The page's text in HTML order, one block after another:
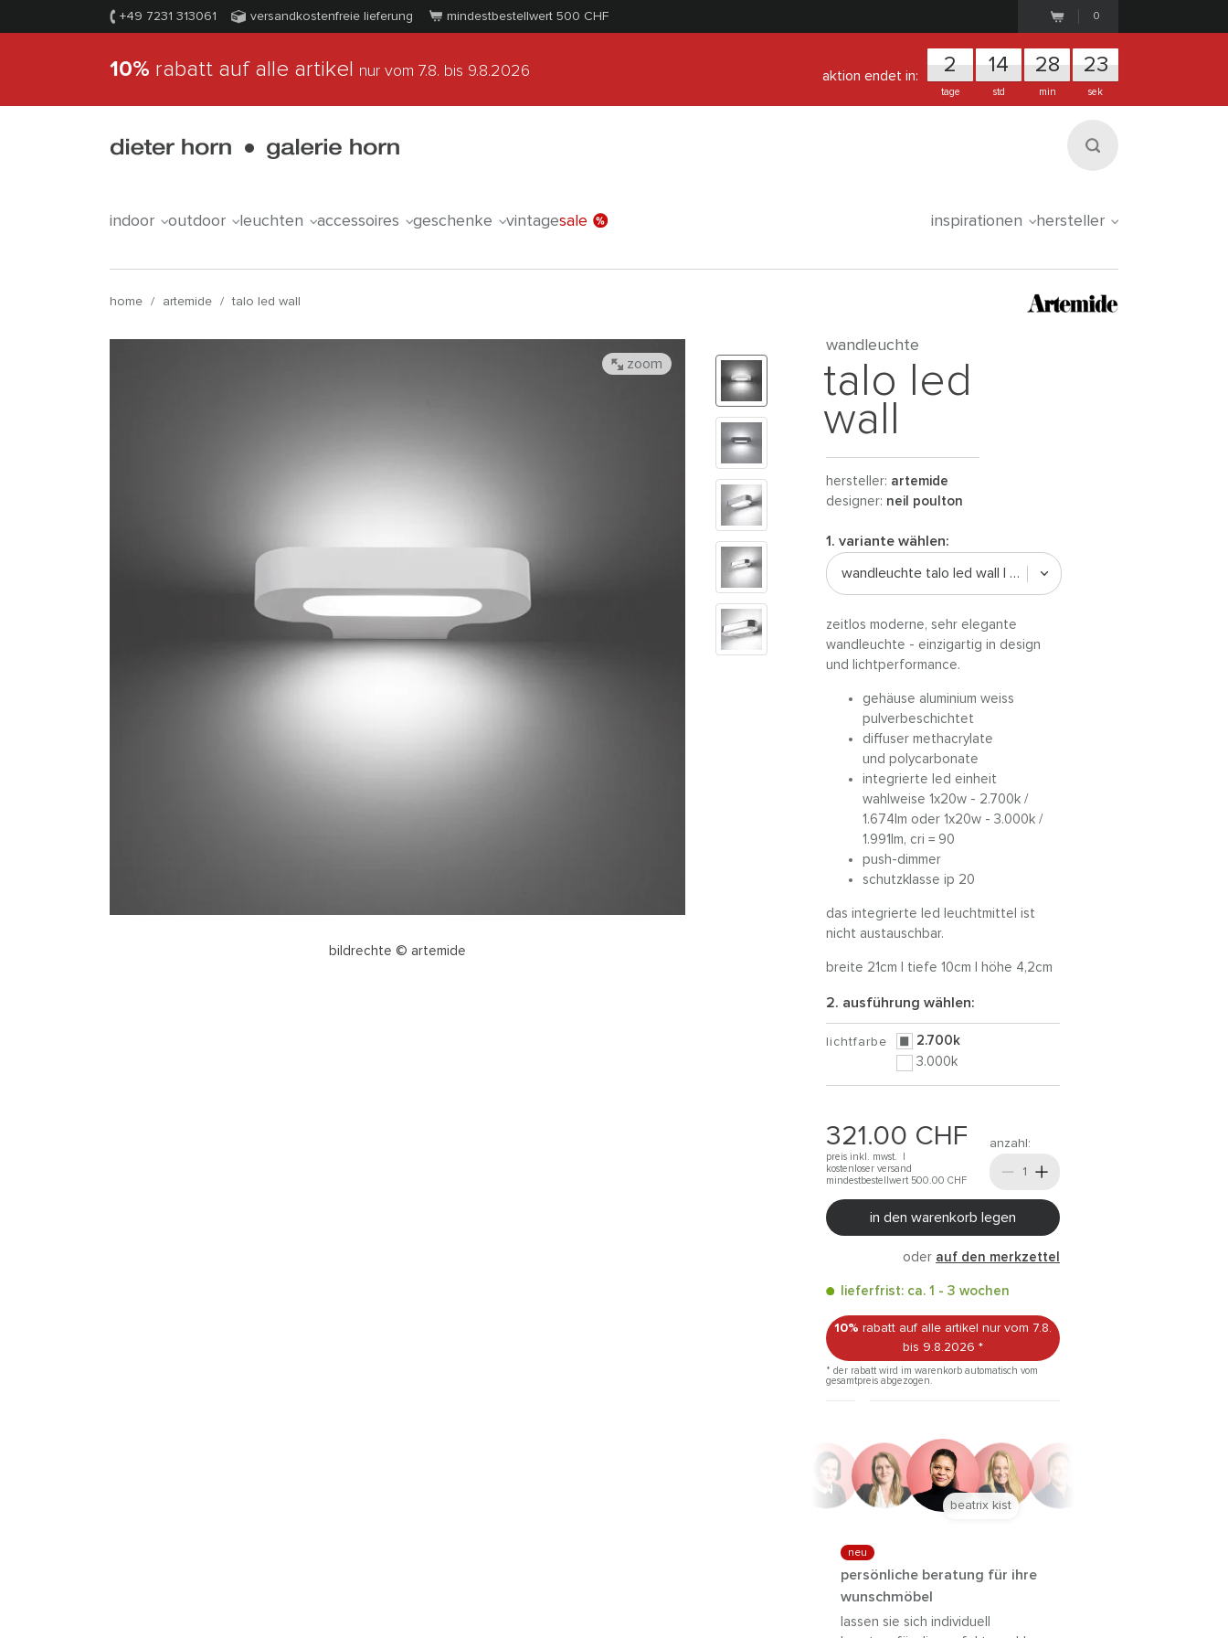
+49 7231 313061 versandkostenfreie lieferung mindestbestellwert 500 CHF 0
10% rabatt auf alle artikel nur vom 7.8. bis 9.8.2026 aktion endet in: 2
tage
14
std
28
min
23
sek
indoor outdoor leuchten accessoires geschenke vintagesale inspirationen hersteller
home / artemide / talo led wall
bildrechte © artemide
zoom
wandleuchte
talo led
wall
hersteller: artemide
designer: neil poulton
1. variante wählen:
wandleuchte talo led wall | weiss
zeitlos moderne, sehr elegante
wandleuchte - einzigartig in design
und lichtperformance.
gehäuse aluminium weiss
pulverbeschichtet
diffuser methacrylate
und polycarbonate
integrierte led einheit
wahlweise 1x20w - 2.700k /
1.674lm oder 1x20w - 3.000k /
1.991lm, cri = 90
push-dimmer
schutzklasse ip 20
das integrierte led leuchtmittel ist
nicht austauschbar.
breite 21cm | tiefe 10cm | höhe 4,2cm
2. ausführung wählen:
lichtfarbe
2.700k
3.000k
321.00 CHF
preis inkl. mwst. |
kostenloser versand
mindestbestellwert 500.00 CHF
anzahl:
in den warenkorb legen
oder auf den merkzettel
lieferfrist: ca. 1 - 3 wochen
10% rabatt auf alle artikel nur vom 7.8.
bis 9.8.2026 *
* der rabatt wird im warenkorb automatisch vom
gesamtpreis abgezogen.
neu
persönliche beratung für ihre
wunschmöbel
lassen sie sich individuell
anna trautz